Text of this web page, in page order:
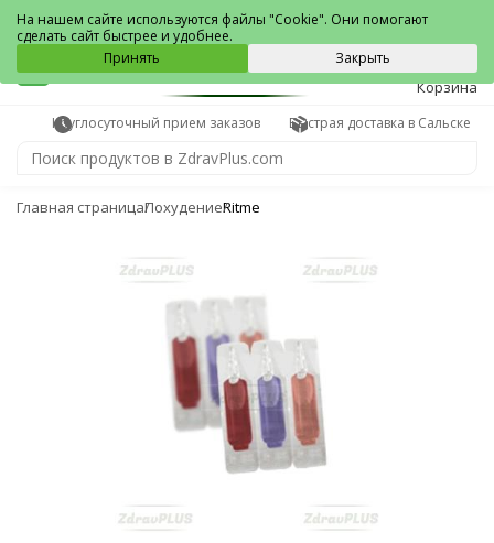
Сальск
0
Корзина
Круглосуточный прием заказов Быстрая доставка в Сальске
Главная страницаПохудениеRitme
На нашем сайте используются файлы "Cookie". Они помогают
сделать сайт быстрее и удобнее.
Принять
Закрыть